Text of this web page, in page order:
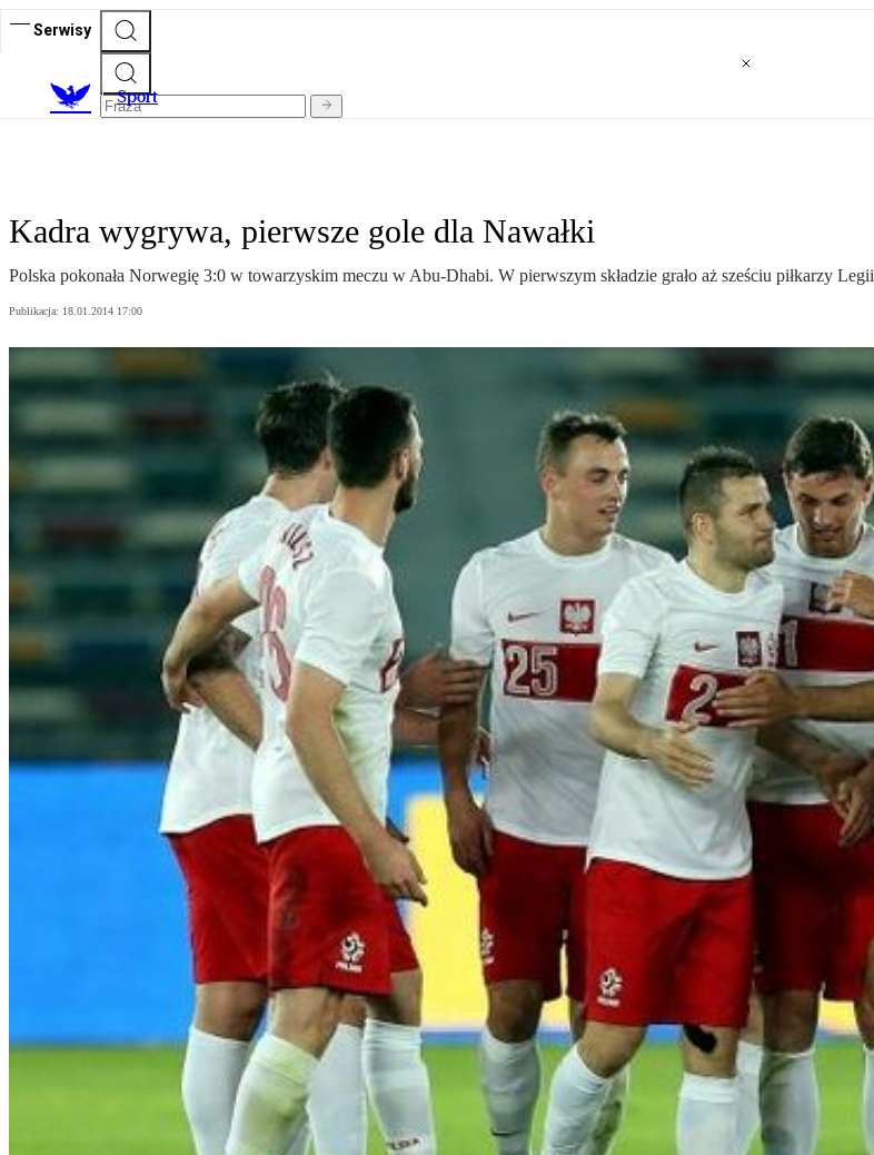
Serwisy
Sport
Kadra wygrywa, pierwsze gole dla Nawałki
Polska pokonała Norwegię 3:0 w towarzyskim meczu w Abu-Dhabi. W pierwszym składzie grało aż sześciu piłkarzy Legii
Publikacja: 18.01.2014 17:00